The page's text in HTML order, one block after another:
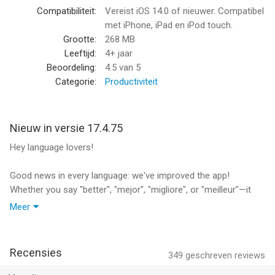
• Aangepaste taalgids - om je eigen verzameling uitdrukkingen
• Toetsenbordextensie.
• Lens: gebruik je camera om direct menu's, borden & meer te
• AR Mode voor realtime vertalen met je camera.
• Vervoegingen in verschillende tijden.
Ga naar https://www.itranslate.com/support/ of neem contact
op met ons via help@itranslate.com
Baskisch, Bengaals, Bosnisch, Bulgaars, Catalaans, Cebuano,
Chichewa, Chinees (Traditioneel), Chinees (Vereenvoudigd),
Compatibiliteit:
Vereist iOS 14.0 of nieuwer. Compatibel
met iPhone, iPad en iPod touch.
Grootte:
268 MB
Leeftijd:
4+ jaar
Beoordeling:
4.5 van 5
Categorie:
Productiviteit
Nieuw in versie 17.4.75
Hey language lovers!
Good news in every language: we've improved the app!
Whether you say "better", "mejor", "migliore", or "meilleur"—it
means the same thing: this update rocks!
you can focus on breaking down language barriers, not app
barriers.
Meer
349 geschreven reviews
Recensies